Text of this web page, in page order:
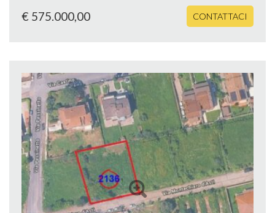
€ 575.000,00 CONTATTACI